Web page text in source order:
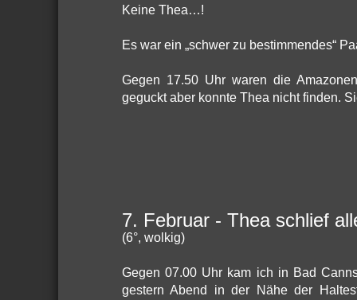
Keine Thea…!
Es war ein „schwer zu bestimmendes“
Gegen 17.50 Uhr waren die
geguckt aber konnte Thea nicht finden.
7. Februar - Thea schlief
(6°, wolkig)
Gegen 07.00 Uhr kam ich in Bad
gestern Abend in der Nähe der